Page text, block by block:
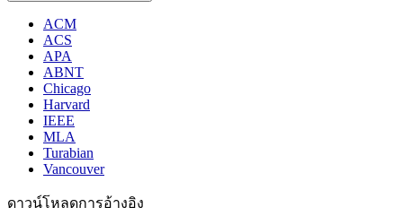
ACM
ACS
APA
ABNT
Chicago
Harvard
IEEE
MLA
Turabian
Vancouver
ดาวน์โหลดการอ้างอิง